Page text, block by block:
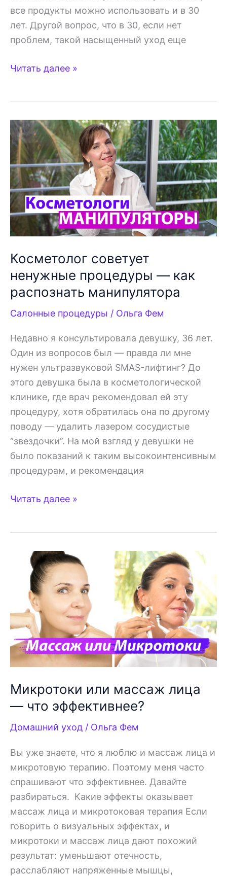
все продукты можно использовать и в 30
лет. Другой вопрос, что в 30, если нет
проблем, такой насыщенный уход еще
Рабочий
ухода
за
кожей
40+
Читать далее »
Косметолог советует
ненужные процедуры — как
распознать манипулятора
Салонные процедуры / Ольга Фем
Недавно я консультировала девушку, 36 лет.
Один из вопросов был — правда ли мне
нужен ультразвуковой SMAS-лифтинг? До
этого девушка была в косметологической
клинике, где врач рекомендовал ей эту
процедуру, хотя обратилась она по другому
поводу — удалить лазером сосудистые
“звездочки”. На мой взгляд у девушки не
было показаний к таким высокоинтенсивным
процедурам, и рекомендация
Косметолог
распознать
манипулятора
Читать далее »
Микротоки или массаж лица
— что эффективнее?
Домашний уход / Ольга Фем
Вы уже знаете, что я люблю и массаж лица и
микротовую терапию. Поэтому меня часто
спрашивают что эффективнее. Давайте
разбираться. Какие эффекты оказывает
массаж лица и микротоковая терапия Если
говорить о визуальных эффектах, и
микротоки и массаж лица дают похожий
результат: уменьшают отечность,
расслабляют напряженные мышцы,